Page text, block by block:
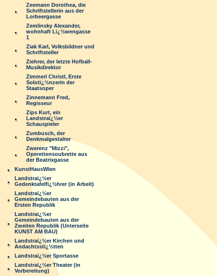
Zeemann Dorothea, die
Schriftstellerin aus der
Lorbeergasse
Zemlinsky Alexander,
wohnhaft Lï¿½wengasse
1
Ziak Karl, Volksbildner und
Schriftsteller
Ziehrer, der letzte Hofball-
Musikdirektor
Zimmerl Christl, Erste
Solotï¿½nzerin der
Staatsoper
Zinnemann Fred,
Regisseur
Zips Kurt, ein
Landstraï¿½er
Schauspieler
Zumbusch, der
Denkmalgestalter
Zwerenz "Mizzi",
Operettensoubrette aus
der Beatrixgasse
KunstHausWien
Landstraï¿½er
Gedenktafelfï¿½hrer (in Arbeit)
Landstraï¿½er
Gemeindebauten aus der
Ersten Republik
Landstraï¿½er
Gemeindebauten aus der
Zweiten Republik (Unterseite
KUNST AM BAU)
Landstraï¿½er Kirchen und
Andachtsstï¿½tten
Landstraï¿½er Sportasse
Landstraï¿½er Theater (in
Vorbereitung)